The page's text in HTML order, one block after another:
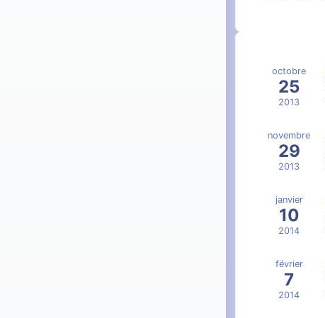
octobre
25
2013
novembre
29
2013
janvier
10
2014
février
7
2014